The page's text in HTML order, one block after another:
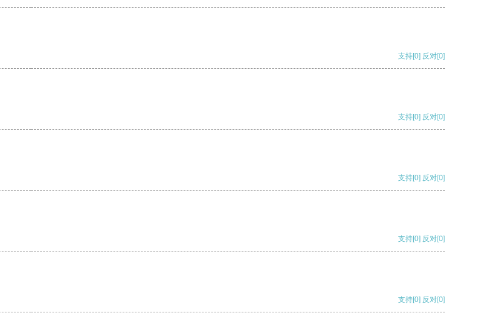
支持[0] 反对[0]
支持[0] 反对[0]
支持[0] 反对[0]
支持[0] 反对[0]
支持[0] 反对[0]